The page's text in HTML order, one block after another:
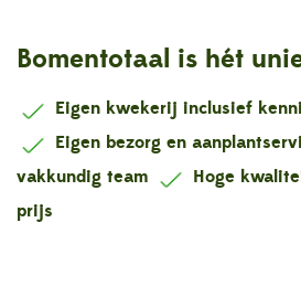
Bomentotaal is hét
Eigen kwekerij inclusief
Eigen bezorg en
vakkundig team
Hoge
prijs